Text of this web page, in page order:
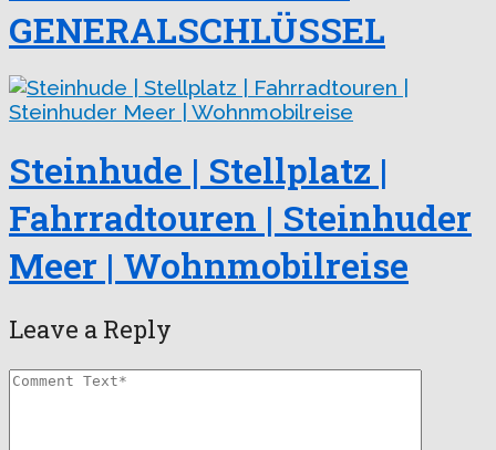
GENERALSCHLÜSSEL
Steinhude | Stellplatz |
Fahrradtouren | Steinhuder
Meer | Wohnmobilreise
Leave a Reply